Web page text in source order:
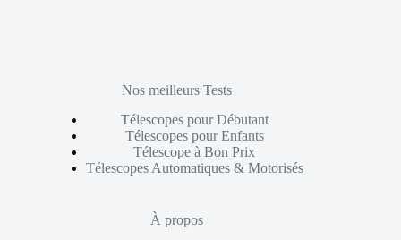
Nos meilleurs Tests
Télescopes pour Débutant
Télescopes pour Enfants
Télescope à Bon Prix
Télescopes Automatiques & Motorisés
À propos